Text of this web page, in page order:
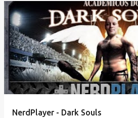
NerdPlayer - Dark Souls